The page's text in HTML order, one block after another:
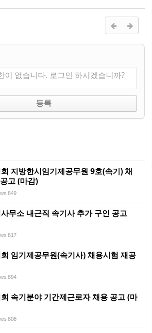
이 없습니다. 로그인 하시겠습니까?
지방한시임기제공무원 9호(속기) 채
고 (마감)
849
무소 내근직 속기사 추가 구인 공고
817
임기제공무원(속기사) 채용시험 재공
894
속기분야 기간제근로자 채용 공고 (마
808